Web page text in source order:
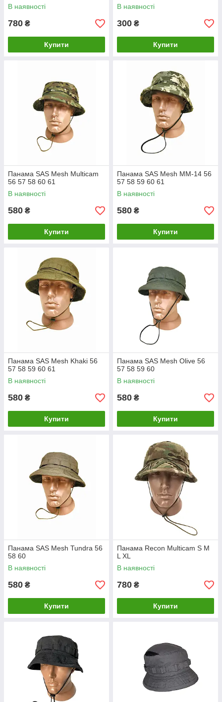
В наявності
780 ₴
Купити
В наявності
300 ₴
Купити
Панама SAS Mesh Multicam
56 57 58 60 61
В наявності
580 ₴
Купити
Панама SAS Mesh MM-14 56
57 58 59 60 61
В наявності
580 ₴
Купити
Панама SAS Mesh Khaki 56
57 58 59 60 61
В наявності
580 ₴
Купити
Панама SAS Mesh Olive 56
57 58 59 60
В наявності
580 ₴
Купити
Панама SAS Mesh Tundra 56
58 60
В наявності
580 ₴
Купити
Панама Recon Multicam S M
L XL
В наявності
780 ₴
Купити